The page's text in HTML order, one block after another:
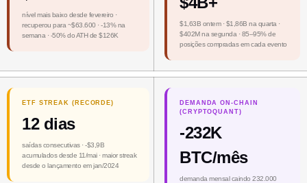
nível mais baixo desde fevereiro ·
recuperou para ~$63.600 · -13% na
semana · -50% do ATH de $126K
$1,63B ontem · $1,86B na quarta ·
$402M na segunda · 85–95% de
posições compradas em cada evento
ETF STREAK (RECORDE)
12 dias
saídas consecutivas · -$3,9B
acumulados desde 11/mai · maior streak
desde o lançamento em jan/2024
DEMANDA ON-CHAIN
(CRYPTOQUANT)
-232K
BTC/mês
demanda mensal caindo 232.000